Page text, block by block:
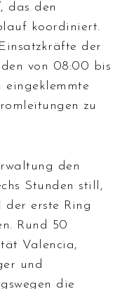
, das den
koordiniert.
der
von 08:00 bis
zu
den
Stunden still,
der erste Ring
Rund 50
Valencia,
und
die